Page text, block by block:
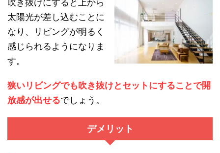
吹き抜けにすると上から
太陽光が差し込むことに
なり、リビングが明るく
感じられるようになりま
す。
狭いリビングでも吹き抜けとセットにすることで開
放感が出せるでしょう。
デメリット